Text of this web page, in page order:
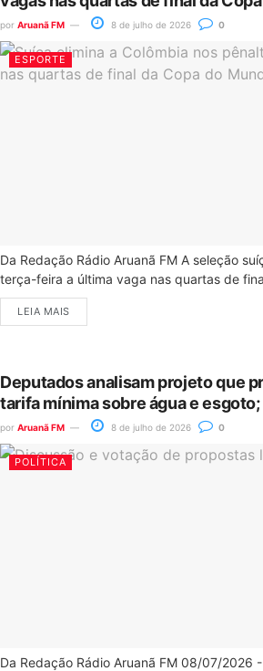
por Aruanã FM 8 de julho de 2026 0
ESPORTE
Da Redação Rádio Aruanã FM A seleção
terça-feira a última vaga nas quartas de
LEIA MAIS
Deputados analisam projeto que
tarifa mínima sobre água e
por Aruanã FM 8 de julho de 2026 0
POLÍTICA
Da Redação Rádio Aruanã FM 08/07/2026